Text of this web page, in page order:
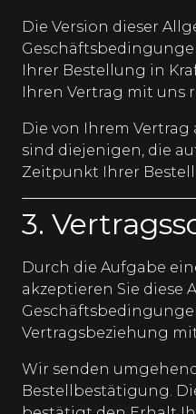
Die Version dieser
Ihrer Bestellung in
Ihren Vertrag mit uns
Die von Ihrem Vertrag
sind diejenigen, die
Zeitpunkt Ihrer
3.
Durch die Aufgabe
akzeptieren Sie diese
Vertragsbeziehung
Wir senden
Bestellbestätigung.